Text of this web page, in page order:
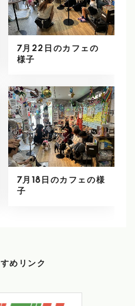
7月22日のカフェの
様子
7月18日のカフェの様
子
めリンク